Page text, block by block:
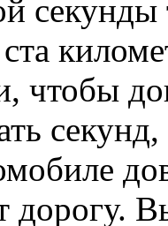
секунды
ста
чтобы